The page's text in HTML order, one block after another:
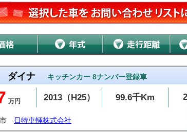
ダイナ キッチンカー 8ナンバー登録車
万円 2013（H25） 99.6千Km
日特車輛株式会社